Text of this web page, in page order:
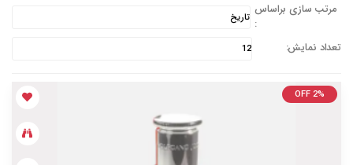
مرتب سازی براساس
:
تعداد نمایش:
OFF 2%